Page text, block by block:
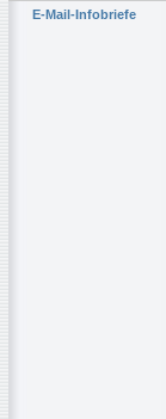
E-Mail-Infobriefe